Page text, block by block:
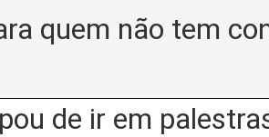
quem não tem
de ir em